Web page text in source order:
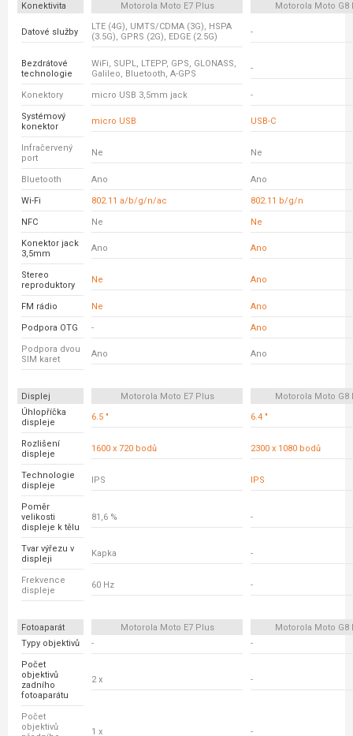
Konektivita Motorola Moto E7 Plus Motorola Moto G8
Datové služby
LTE (4G), UMTS/CDMA (3G), HSPA
(3.5G), GPRS (2G), EDGE (2.5G)
-
Bezdrátové
technologie
WiFi, SUPL, LTEPP, GPS, GLONASS,
Galileo, Bluetooth, A-GPS
-
Konektory micro USB 3,5mm jack -
Systémový
konektor
micro USB USB-C
Infračervený
port
Ne Ne
Bluetooth Ano Ano
Wi-Fi 802.11 a/b/g/n/ac 802.11 b/g/n
NFC Ne Ne
Konektor jack
3,5mm
Ano Ano
Stereo
reproduktory
Ne Ano
FM rádio Ne Ano
Podpora OTG - Ano
Podpora dvou
SIM karet
Ano Ano
Displej Motorola Moto E7 Plus
Motorola Moto G8
Úhlopříčka
displeje
6.5 " 6.4 "
Rozlišení
displeje
1600 x 720 bodů 2300 x 1080 bodů
Technologie
displeje
IPS IPS
Poměr
velikosti
displeje k tělu
81,6 % -
Tvar výřezu v
displeji
Kapka -
Frekvence
displeje
60 Hz -
Fotoaparát Motorola Moto E7 Plus
Motorola Moto G8
Typy objektivů
- -
Počet
objektivů
zadního
fotoaparátu
2 x -
Počet
objektivů
1 x -